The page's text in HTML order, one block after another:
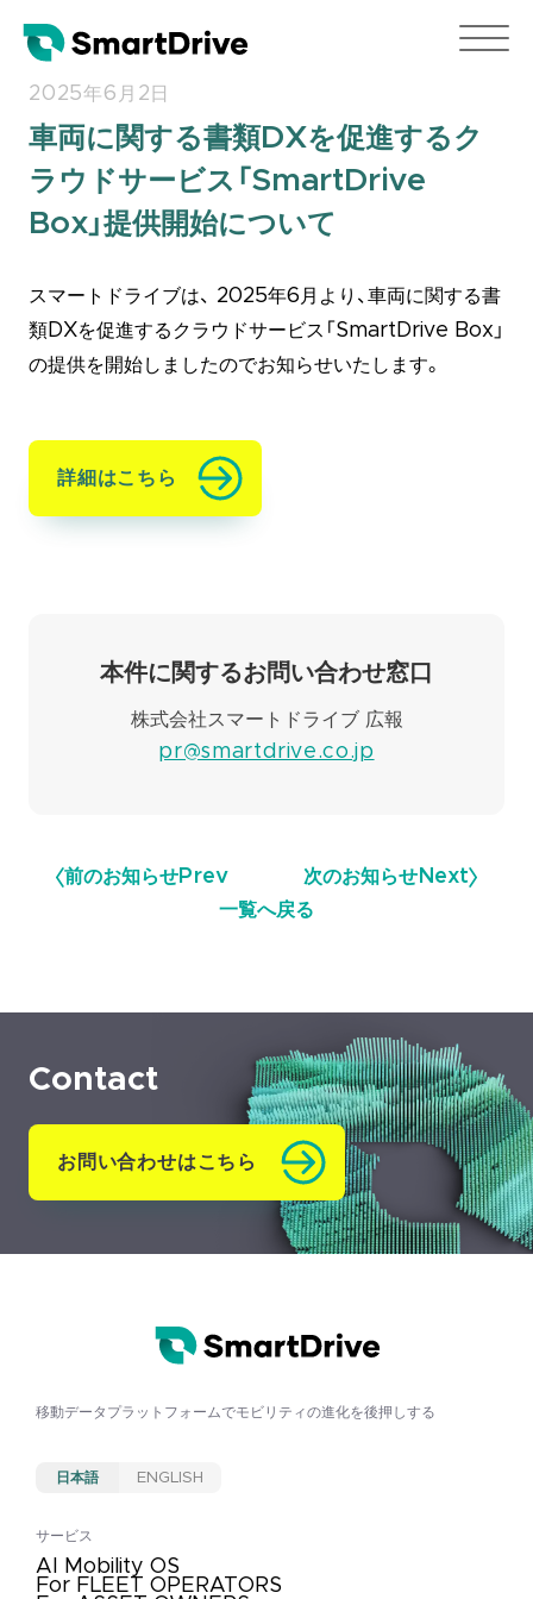
2025年6月2日
車両に関する書類DXを促進するク
ラウドサービス「SmartDrive
Box」提供開始について
スマートドライブは、 2025年6月より、車両に関する書
類DXを促進するクラウドサービス「SmartDrive Box」
の提供を開始しましたのでお知らせいたします。
詳細はこちら
本件に関するお問い合わせ窓口
株式会社スマートドライブ 広報
pr@smartdrive.co.jp
前のお知らせPrev 次のお知らせ Next
一覧へ戻る
Contact
お問い合わせはこちら
移動データプラットフォームでモビリティの進化を後押しする
日本語 ENGLISH
サービス
AI Mobility OS
For FLEET OPERATORS